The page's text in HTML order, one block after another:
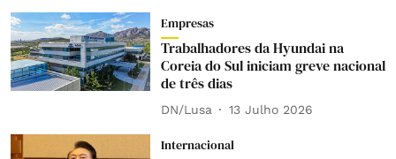
Empresas
Trabalhadores da Hyundai na
Coreia do Sul iniciam greve nacional
de três dias
DN/Lusa 13 Julho 2026
Internacional